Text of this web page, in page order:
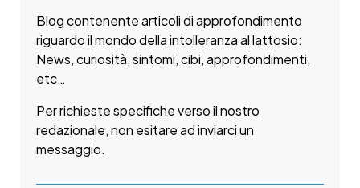
Blog contenente articoli di approfondimento
riguardo il mondo della intolleranza al lattosio:
News, curiosità, sintomi, cibi, approfondimenti,
etc…
Per richieste specifiche verso il nostro
redazionale, non esitare ad inviarci un
messaggio.